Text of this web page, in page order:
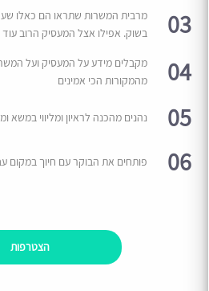
03
מרבית המשרות שתראו הם כאלו
בשוק. אפילו אצל המעסיק הרוב עוד
04
מקבלים מידע על המעסיק ועל
מהמקורות הכי אמינים
05 נהנים מהכנה לראיון ומליווי במשא
06 פותחים את הבוקר עם חיוך במקום
הצטרפות